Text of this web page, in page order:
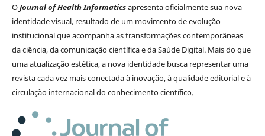
OJournal of Health Informaticsapresenta oficialmente sua nova
identidade visual, resultado de um movimento de evolução
institucional que acompanha as transformações contemporâneas
da ciência, da comunicação científica e da Saúde Digital. Mais do que
uma atualização estética, a nova identidade busca representar uma
revista cada vez mais conectada à inovação, à qualidade editorial e à
circulação internacional do conhecimento científico.